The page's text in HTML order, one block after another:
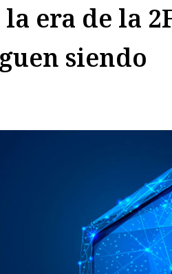
era de la
siendo